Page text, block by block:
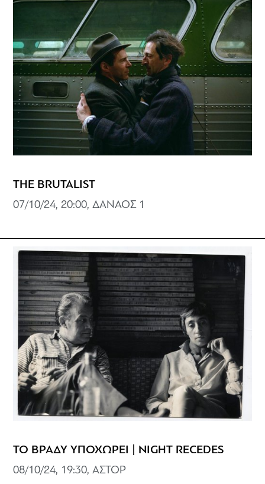
THE BRUTALIST
07/10/24, 20:00, ΔΑΝΑΟΣ 1
ΤΟ ΒΡΑΔΥ ΥΠΟΧΩΡΕΙ | NIGHT RECEDES
08/10/24, 19:30, ΑΣΤΟΡ